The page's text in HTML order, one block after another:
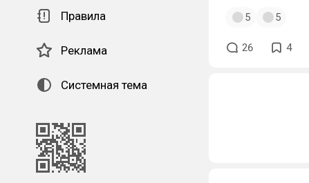
Правила
Реклама
Системная тема
5 5
26 4